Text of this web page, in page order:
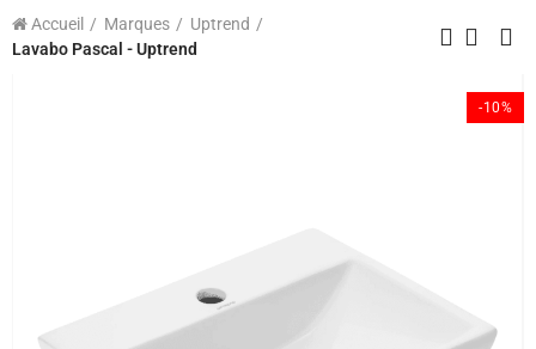
Accueil Marques
Uptrend
Lavabo Pascal - Uptrend
-10%